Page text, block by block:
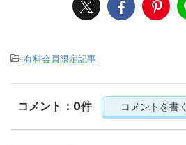
-有料会員限定記事
コメント：0件 コメントを書く